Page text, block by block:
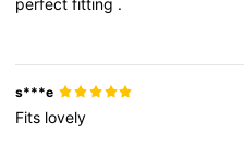
s***e
Fits lovely